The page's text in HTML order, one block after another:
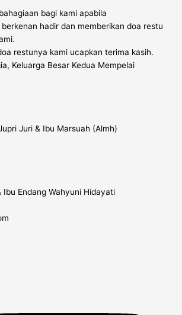
bagi kami apabila
hadir dan memberikan doa restu
restunya kami ucapkan terima kasih.
Keluarga Besar Kedua Mempelai
Juri & Ibu Marsuah (Almh)
Ibu Endang Wahyuni Hidayati